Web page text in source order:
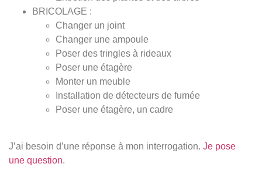
BRICOLAGE :
Changer un joint
Changer une ampoule
Poser des tringles à rideaux
Poser une étagère
Monter un meuble
Installation de détecteurs de fumée
Poser une étagère, un cadre
J’ai besoin d’une réponse à mon interrogation. Je pose
une question.